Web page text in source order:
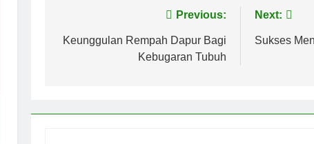
pos
Previous:
Keunggulan Rempah Dapur Bagi
Kebugaran Tubuh
Next:
Sukses